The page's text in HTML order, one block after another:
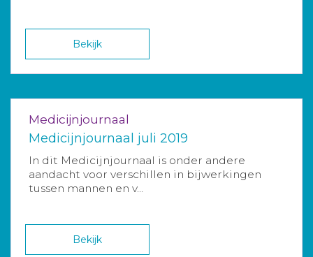
Bekijk
Medicijnjournaal
Medicijnjournaal juli 2019
In dit Medicijnjournaal is onder andere
aandacht voor verschillen in bijwerkingen
tussen mannen en v...
Bekijk